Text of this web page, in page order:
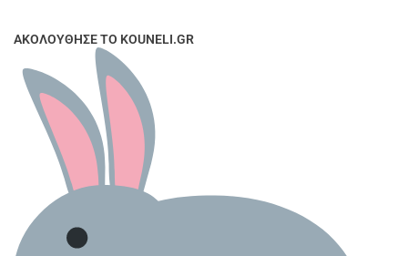
ΑΚΟΛΟΥΘΗΣΕ ΤΟ KOUNELI.GR